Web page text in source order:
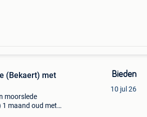
(Bekaert) met
moorslede
maand oud met
Bieden
10 jul 26